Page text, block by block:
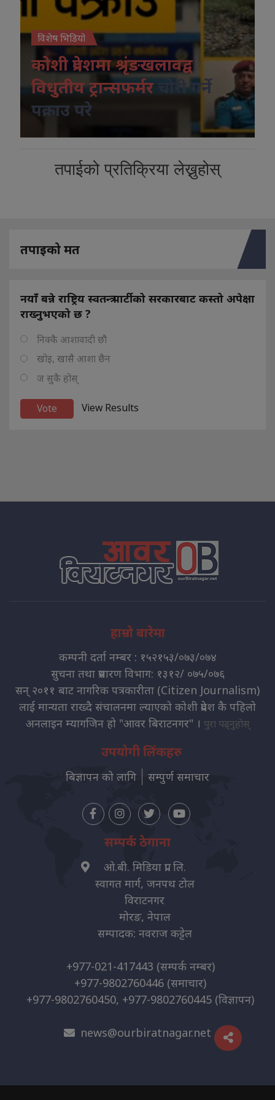
विशेष भिडियो
कोशी प्रदेशमा श्रृंङखलावद्व
विधुतीय ट्रान्सफर्मर
चोरी गर्ने
पक्राउ परे
तपाईको प्रतिक्रिया लेख्नुहोस्
तपाइको मत
नयाँ बन्ने राष्ट्रिय स्वतन्त्र पार्टीको सरकारबाट कस्तो अपेक्षा
राख्नुभएको छ ?
निक्कै आशावादी छौ
खोइ, खासै आशा छैन
ज सुकै होस्
View Results
हाम्रो बारेमा
कम्पनी दर्ता नम्बर : १५२१५३/०७३/०७४
सुचना तथा प्रसारण विभाग: १३१२/ ०७५/०७६
सन् २०११ बाट नागरिक पत्रकारीता (Citizen Journalism)
लाई मान्यता राख्दै संचालनमा ल्याएको कोशी प्रदेश कै पहिलो
अनलाइन म्यागजिन हो "आवर बिराटनगर" । पुरा पढ्नुहोस्
उपयोगी लिंकहरु
बिज्ञापन को लागि सम्पुर्ण समाचार
सम्पर्क ठेगाना
ओ.बी. मिडिया प्रा. लि.
स्वागत मार्ग, जनपथ टोल
विराटनगर
मोरङ, नेपाल
सम्पादक: नवराज कट्टेल
+977-021-417443 (सम्पर्क नम्बर)
+977-9802760446 (समाचार)
+977-9802760450, +977-9802760445 (विज्ञापन)
news@ourbiratnagar.net